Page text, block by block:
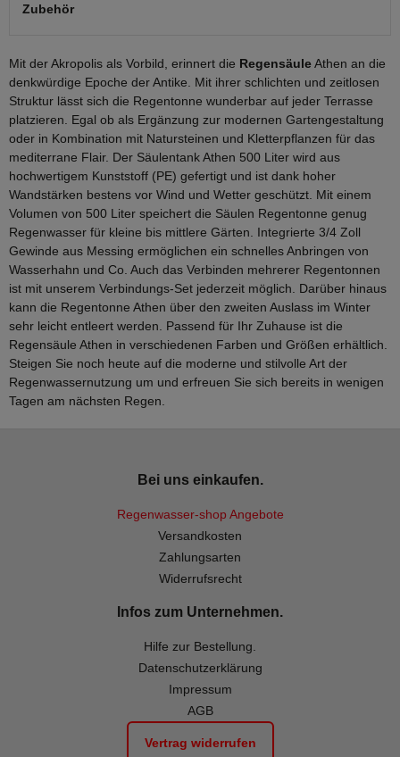
Zubehör
Mit der Akropolis als Vorbild, erinnert die RegensäuleAthen an die
denkwürdige Epoche der Antike. Mit ihrer schlichten und zeitlosen
Struktur lässt sich die Regentonne wunderbar auf jeder Terrasse
platzieren. Egal ob als Ergänzung zur modernen Gartengestaltung
oder in Kombination mit Natursteinen und Kletterpflanzen für das
mediterrane Flair. Der Säulentank Athen 500 Liter wird aus
hochwertigem Kunststoff (PE) gefertigt und ist dank hoher
Wandstärken bestens vor Wind und Wetter geschützt. Mit einem
Volumen von 500 Liter speichert die Säulen Regentonne genug
Regenwasser für kleine bis mittlere Gärten. Integrierte 3/4 Zoll
Gewinde aus Messing ermöglichen ein schnelles Anbringen von
Wasserhahn und Co. Auch das Verbinden mehrerer Regentonnen
ist mit unserem Verbindungs-Set jederzeit möglich. Darüber hinaus
kann die Regentonne Athen über den zweiten Auslass im Winter
sehr leicht entleert werden. Passend für Ihr Zuhause ist die
Regensäule Athen in verschiedenen Farben und Größen erhältlich.
Steigen Sie noch heute auf die moderne und stilvolle Art der
Regenwassernutzung um und erfreuen Sie sich bereits in wenigen
Tagen am nächsten Regen.
Bei uns einkaufen.
Regenwasser-shop Angebote
Versandkosten
Zahlungsarten
Widerrufsrecht
Infos zum Unternehmen.
Hilfe zur Bestellung.
Datenschutzerklärung
Impressum
AGB
Vertrag widerrufen